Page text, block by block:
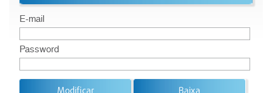
E-mail
Password